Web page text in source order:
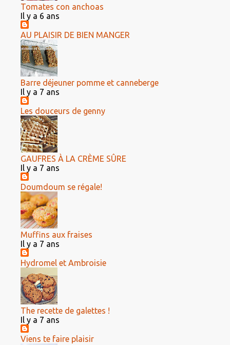
Tomates con anchoas
Il y a 6 ans
AU PLAISIR DE BIEN MANGER
Barre déjeuner pomme et canneberge
Il y a 7 ans
Les douceurs de genny
GAUFRES À LA CRÈME SÛRE
Il y a 7 ans
Doumdoum se régale!
Muffins aux fraises
Il y a 7 ans
Hydromel et Ambroisie
The recette de galettes !
Il y a 7 ans
Viens te faire plaisir